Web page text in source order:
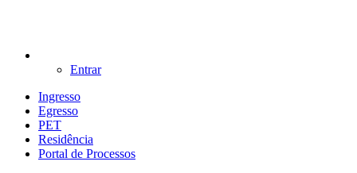
Entrar
Ingresso
Egresso
PET
Residência
Portal de Processos